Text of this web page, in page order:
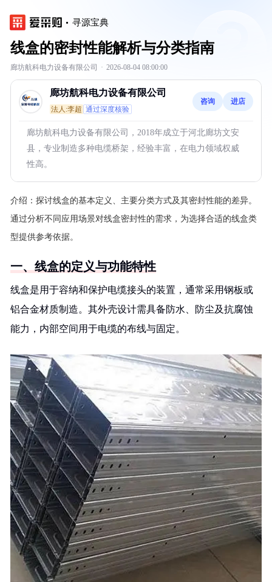
寻源宝典
线盒的密封性能解析与分类指南
廊坊航科电力设备有限公司 · 2026-08-04 08:00:00
廊坊航科电力设备有限公司
法人:李超 通过深度核验
咨询 进店
廊坊航科电力设备有限公司，2018年成立于河北廊坊文安
县，专业制造多种电缆桥架，经验丰富，在电力领域权威
性高。
介绍： 探讨线盒的基本定义、主要分类方式及其密封性能的差异。
通过分析不同应用场景对线盒密封性的需求，为选择合适的线盒类
型提供参考依据。
一、线盒的定义与功能特性
线盒是用于容纳和保护电缆接头的装置，通常采用钢板或
铝合金材质制造。其外壳设计需具备防水、防尘及抗腐蚀
能力，内部空间用于电缆的布线与固定。